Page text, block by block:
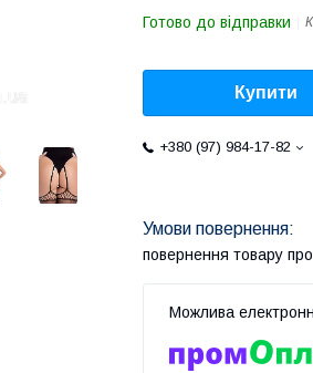
Готово до відправки
Купити
+380 (97) 984-17-82
повернення товару